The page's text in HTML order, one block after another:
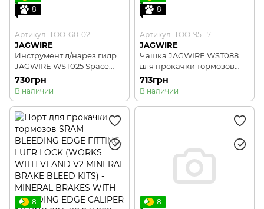
8
Артикул: TOO-G0-02
JAGWIRE
Инструмент д/нарез гидр.
JAGWIRE WST025 Space
Age 2.0 Pl
730грн
В наличии
8
Артикул: TOO-95-17
JAGWIRE
Чашка JAGWIRE WST088
для прокачки тормозов
Sport Bleed Cup
713грн
В наличии
8
8